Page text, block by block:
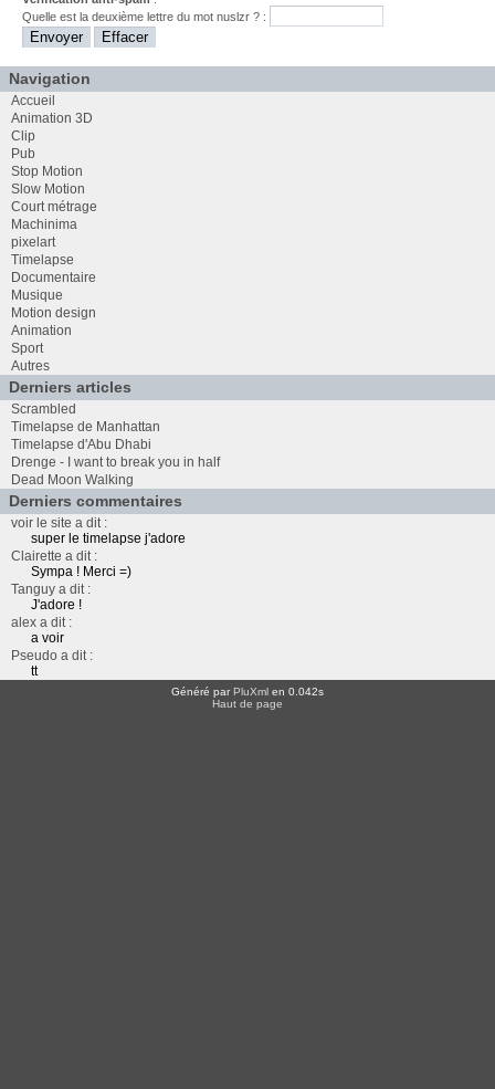
Quelle est ladeuxième lettre du motnuslzr ? :
Navigation
Accueil
Animation 3D
Clip
Pub
Stop Motion
Slow Motion
Court métrage
Machinima
pixelart
Timelapse
Documentaire
Musique
Motion design
Animation
Sport
Autres
Derniers articles
Scrambled
Timelapse de Manhattan
Timelapse d'Abu Dhabi
Drenge - I want to break you in half
Dead Moon Walking
Derniers commentaires
voir le site a dit :
super le timelapse j'adore
Clairette a dit :
Sympa ! Merci =)
Tanguy a dit :
J'adore !
alex a dit :
a voir
Pseudo a dit :
tt
Généré parPluXml en 0.042s
Haut de page